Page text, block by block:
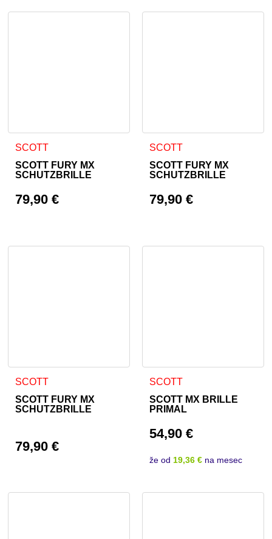
SCOTT
SCOTT FURY MX
SCHUTZBRILLE
79,90€
SCOTT
SCOTT FURY MX
SCHUTZBRILLE
79,90 €
SCOTT
SCOTT FURY MX
SCHUTZBRILLE
79,90€
SCOTT
SCOTT MX BRILLE
PRIMAL
54,90 €
že od 19,36 € na mesec